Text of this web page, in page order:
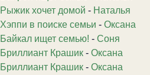
Рыжик хочет домой - Наталья
Хэппи в поиске семьи - Оксана
Байкал ищет семью! - Соня
Бриллиант Крашик - Оксана
Бриллиант Крашик - Оксана